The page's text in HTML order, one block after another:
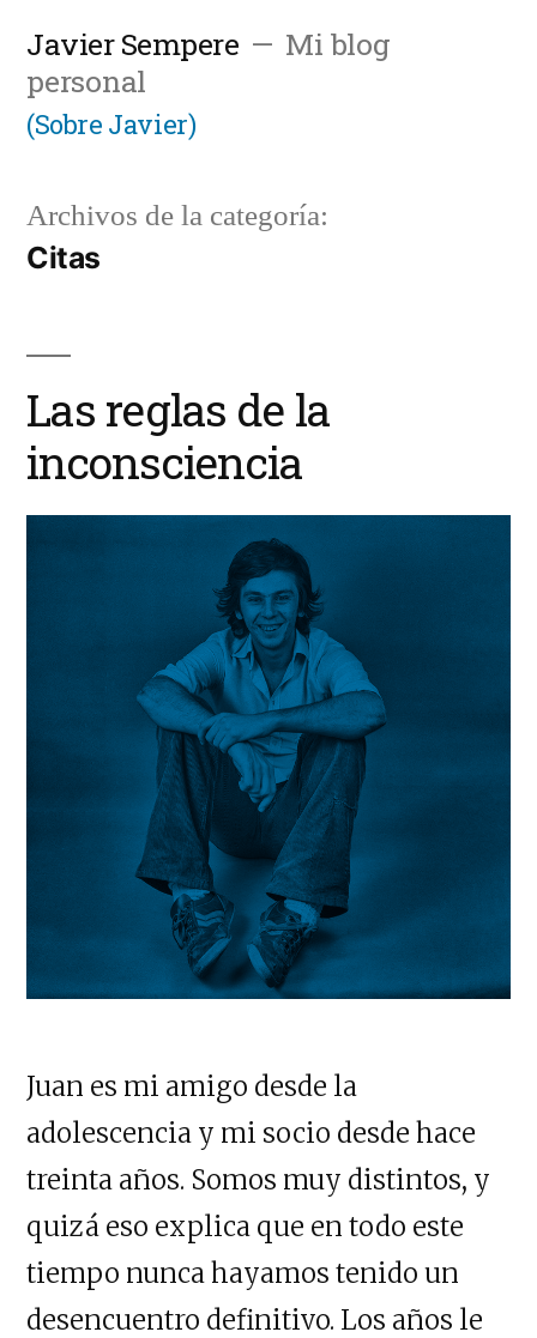
contenido
Javier Sempere
Mi blog
personal
(Sobre Javier)
Archivos de la categoría:
Citas
Las reglas de la
inconsciencia
Juan es mi amigo desde la
adolescencia y mi socio desde hace
treinta años. Somos muy distintos, y
quizá eso explica que en todo este
tiempo nunca hayamos tenido un
desencuentro definitivo. Los años le